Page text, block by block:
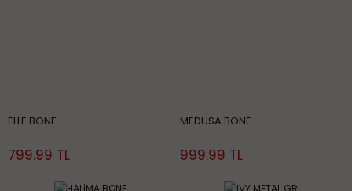
ELLE BONE
799.99 TL
MEDUSA BONE
999.99 TL